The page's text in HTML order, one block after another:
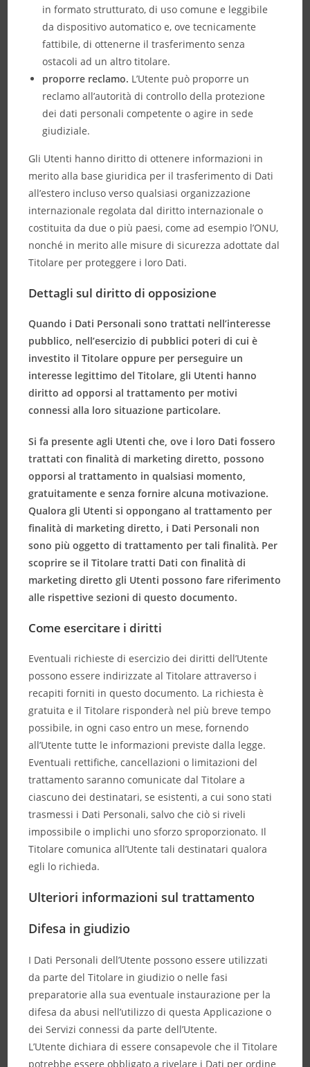
in formato strutturato, di uso comune e leggibile
da dispositivo automatico e, ove tecnicamente
fattibile, di ottenerne il trasferimento senza
ostacoli ad un altro titolare.
proporre reclamo. L’Utente può proporre un
reclamo all’autorità di controllo della protezione
dei dati personali competente o agire in sede
giudiziale.
Gli Utenti hanno diritto di ottenere informazioni in
merito alla base giuridica per il trasferimento di Dati
all’estero incluso verso qualsiasi organizzazione
internazionale regolata dal diritto internazionale o
costituita da due o più paesi, come ad esempio l’ONU,
nonché in merito alle misure di sicurezza adottate dal
Titolare per proteggere i loro Dati.
Dettagli sul diritto di opposizione
Quando i Dati Personali sono trattati nell’interesse
pubblico, nell’esercizio di pubblici poteri di cui è
investito il Titolare oppure per perseguire un
interesse legittimo del Titolare, gli Utenti hanno
diritto ad opporsi al trattamento per motivi
connessi alla loro situazione particolare.
Si fa presente agli Utenti che, ove i loro Dati fossero
trattati con finalità di marketing diretto, possono
opporsi al trattamento in qualsiasi momento,
gratuitamente e senza fornire alcuna motivazione.
Qualora gli Utenti si oppongano al trattamento per
finalità di marketing diretto, i Dati Personali non
sono più oggetto di trattamento per tali finalità. Per
scoprire se il Titolare tratti Dati con finalità di
marketing diretto gli Utenti possono fare riferimento
alle rispettive sezioni di questo documento.
Come esercitare i diritti
Eventuali richieste di esercizio dei diritti dell’Utente
possono essere indirizzate al Titolare attraverso i
recapiti forniti in questo documento. La richiesta è
gratuita e il Titolare risponderà nel più breve tempo
possibile, in ogni caso entro un mese, fornendo
all’Utente tutte le informazioni previste dalla legge.
Eventuali rettifiche, cancellazioni o limitazioni del
trattamento saranno comunicate dal Titolare a
ciascuno dei destinatari, se esistenti, a cui sono stati
trasmessi i Dati Personali, salvo che ciò si riveli
impossibile o implichi uno sforzo sproporzionato. Il
Titolare comunica all’Utente tali destinatari qualora
egli lo richieda.
Ulteriori informazioni sul trattamento
Difesa in giudizio
I Dati Personali dell’Utente possono essere utilizzati
da parte del Titolare in giudizio o nelle fasi
preparatorie alla sua eventuale instaurazione per la
difesa da abusi nell’utilizzo di questa Applicazione o
dei Servizi connessi da parte dell’Utente.
L’Utente dichiara di essere consapevole che il Titolare
potrebbe essere obbligato a rivelare i Dati per ordine